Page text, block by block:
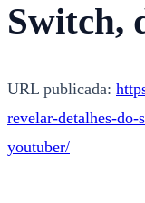
Switch,
URL publicada:
revelar-detalhes-
youtuber/